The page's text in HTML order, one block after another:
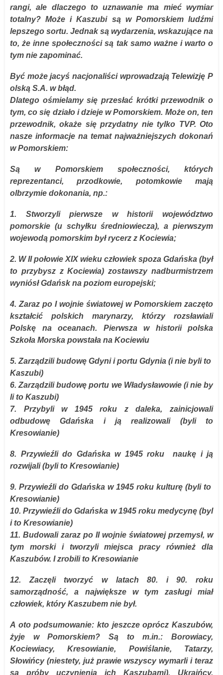
rangi, ale dlaczego to uznawanie ma mieć wymiar
totalny? Może i Kaszubi są w Pomorskiem ludźmi
lepszego sortu. Jednak są wydarzenia, wskazujące na
to, że inne społeczności są tak samo ważne i warto o
tym nie zapominać.
Być może jacyś nacjonaliści wprowadzają Telewizję P
olską S.A. w błąd.
Dlatego ośmielamy się przesłać krótki przewodnik o
tym, co się działo i dzieje w Pomorskiem. Może on, ten
przewodnik, okaże się przydatny nie tylko TVP. Oto
nasze informacje na temat najważniejszych dokonań
w Pomorskiem:
Są w Pomorskiem społeczności, których
reprezentanci, przodkowie, potomkowie mają
olbrzymie dokonania, np.:
1. Stworzyli pierwsze w historii województwo
pomorskie (u schyłku średniowiecza), a pierwszym
wojewodą pomorskim był rycerz z Kociewia;
2. W II połowie XIX wieku człowiek spoza Gdańska (był
to przybysz z Kociewia) zostawszy nadburmistrzem
wyniósł Gdańsk na poziom europejski;
4. Zaraz po I wojnie światowej w Pomorskiem zaczęto
kształcić polskich marynarzy, którzy rozsławiali
Polskę na oceanach. Pierwsza w historii polska
Szkoła Morska powstała na Kociewiu
5. Zarządzili budowę Gdyni i portu Gdynia (i nie byli to
Kaszubi)
6. Zarządzili budowę portu we Władysławowie (i nie by
li to Kaszubi)
7. Przybyli w 1945 roku z daleka, zainicjowali
odbudowę Gdańska i ją realizowali (byli to
Kresowianie)
8. Przywieźli do Gdańska w 1945 roku naukę i ją
rozwijali (byli to Kresowianie)
9. Przywieźli do Gdańska w 1945 roku kulturę (byli to
Kresowianie)
10. Przywieźli do Gdańska w 1945 roku medycynę (byl
i to Kresowianie)
11. Budowali zaraz po II wojnie światowej przemysł, w
tym morski i tworzyli miejsca pracy również dla
Kaszubów. I zrobili to Kresowianie
12. Zaczęli tworzyć w latach 80. i 90. roku
samorządność, a największe w tym zasługi miał
człowiek, który Kaszubem nie był.
A oto podsumowanie: kto jeszcze oprócz Kaszubów,
żyje w Pomorskiem? Są to m.in.: Borowiacy,
Kociewiacy, Kresowianie, Powiślanie, Tatarzy,
Słowińcy (niestety, już prawie wszyscy wymarli i teraz
są próby uczynienia ich Kaszubami), Ukraińcy,